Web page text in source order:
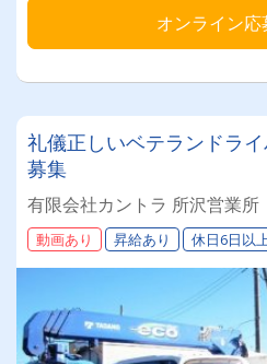
オンライン応
礼儀正しいベテランドラ
募集
有限会社カントラ 所沢営業所
動画あり 昇給あり 休日6日以